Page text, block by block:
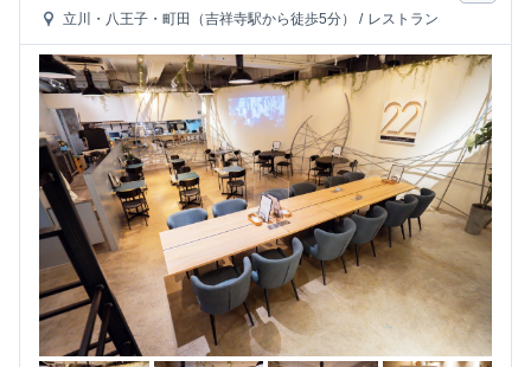
立川・八王子・町田（吉祥寺駅から徒歩5分） / レストラン